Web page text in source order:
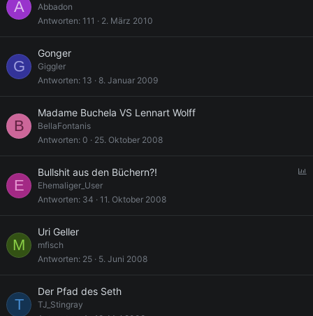
A
Abbadon
Antworten 111 2. März 2010
G
Gonger
Giggler
Antworten 13 8. Januar 2009
B
Madame Buchela VS Lennart Wolff
BellaFontanis
Antworten 0 25. Oktober 2008
E
Bullshit aus den Büchern?!
Ehemaliger_User
Antworten 34 11. Oktober 2008
M
Uri Geller
mfisch
Antworten 25 5. Juni 2008
T
Der Pfad des Seth
TJ_Stingray